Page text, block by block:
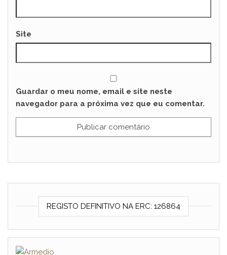
Site
Guardar o meu nome, email e site neste
navegador para a próxima vez que eu comentar.
REGISTO DEFINITIVO NA ERC: 126864